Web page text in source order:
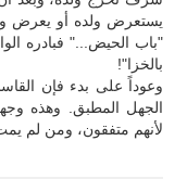
يستعرض ولده أو يعرض
"باب الحيض..." فبادره
بالخزا"!
وعوداً على بدء فإن
الجهل المطبق. وهذه
لأنهم متفقون، ومن لم